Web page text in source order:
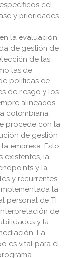
del
y prioridades
la evaluación,
de gestión de
de las
las de
políticas de
de riesgo y los
alineados
colombiana.
procede con la
de gestión
empresa. Esto
existentes, la
y la
y recurrentes.
la
personal de TI
de
y la
La
es vital para el